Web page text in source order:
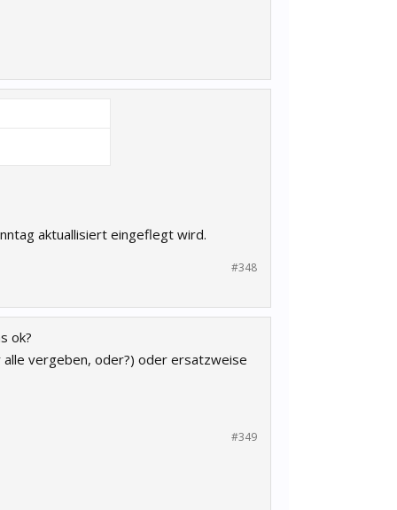
aktuallisiert eingeflegt wird.
#348
ok?
vergeben, oder?) oder ersatzweise
#349